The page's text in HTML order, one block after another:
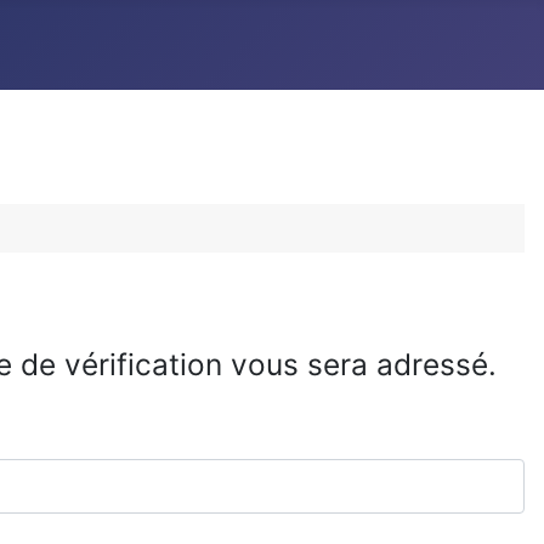
de vérification vous sera adressé.